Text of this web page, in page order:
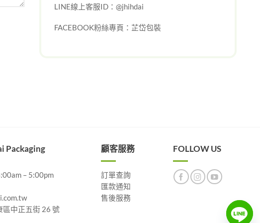
LINE線上客服ID：@jhihdai
FACEBOOK粉絲專頁： 芷岱包裝
Packaging
– 5:00pm
中正五街 26 號
顧客服務
訂單查詢
匯款通知
售後服務
FOLLOW US